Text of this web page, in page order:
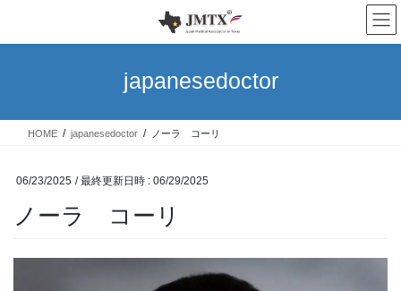
テ
ス
ゲ
ン
japanesedoctor
HOME japanesedoctor ノーラ コーリ
06/23/2025 / 最終更新日時 : 06/29/2025
ノーラ コーリ